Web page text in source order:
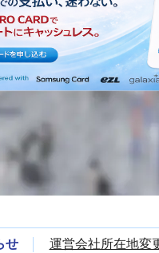
せ 運営会社所在地変